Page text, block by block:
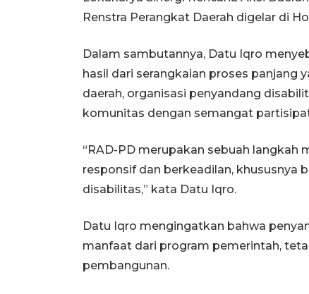
Renstra Perangkat Daerah digelar di
Dalam sambutannya, Datu Iqro
hasil dari serangkaian proses panjang
daerah, organisasi penyandang
komunitas dengan semangat
“RAD-PD merupakan sebuah
responsif dan berkeadilan, khususnya
disabilitas,” kata Datu Iqro.
Datu Iqro mengingatkan bahwa
manfaat dari program pemerintah,
pembangunan.